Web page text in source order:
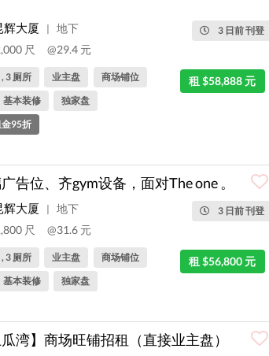
3 日前 刊登
辉大厦 |
地下
尺
@29.4 元
租 $58,888 元
3 厕所 业主盘
商场铺位
基本装修
独家盘
95折
告位、齐gym设备，面对The one 。
3 日前 刊登
辉大厦 |
地下
尺
@31.6 元
租 $56,800 元
3 厕所 业主盘
商场铺位
基本装修 独家盘
瓜湾】商场旺铺招租（直接业主盘）